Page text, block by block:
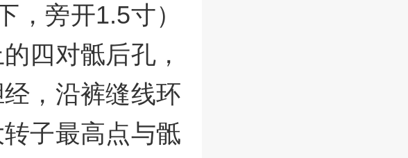
，旁开1.5寸）
四对骶后孔，
，沿裤缝线环
子最高点与骶